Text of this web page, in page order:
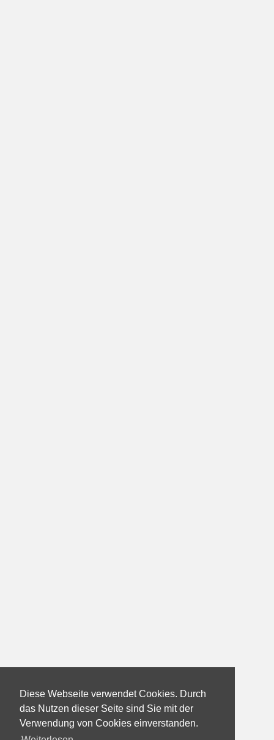
Diese Webseite verwendet Cookies. Durch
das Nutzen dieser Seite sind Sie mit der
Verwendung von Cookies einverstanden.